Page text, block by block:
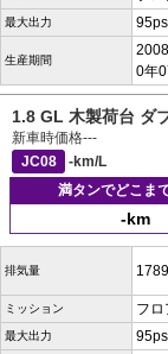
最大出力
生産期間
0年
1.8 GL 木製荷台 ダ
新車時価格---
JC08
-km/L
満タンでどこま
-km
排気量
ミッション フロ
最大出力